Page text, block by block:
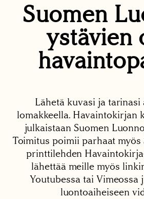
Suomen
ystävien
Lähetä kuvasi ja tarinasi
lomakkeella. Havaintokirjan
julkaistaan Suomen
Toimitus poimii parhaat myös
printtilehden
lähettää meille myös
Youtubessa tai Vimeossa
luontoaiheiseen